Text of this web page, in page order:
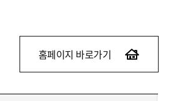
홈페이지 바로가기